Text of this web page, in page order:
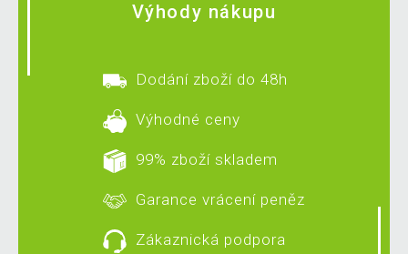
Výhody nákupu
Dodání zboží do 48h
Výhodné ceny
99% zboží skladem
Garance vrácení peněz
Zákaznická podpora